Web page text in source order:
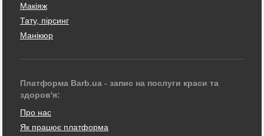
Макіяж
Тату, пірсинг
Манікюр
Платформа Barb.ua - запис на послуги краси та
здоров'я:
Про нас
Як працює платформа